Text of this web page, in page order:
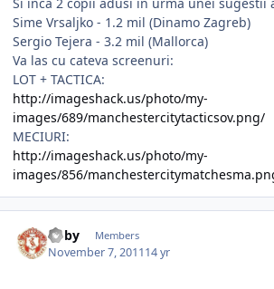
Sime Vrsaljko - 1.2 mil (Dinamo Zagreb)
Sergio Tejera - 3.2 mil (Mallorca)
Va las cu cateva screenuri:
LOT + TACTICA:
http://imageshack.us/photo/my-
images/689/manchestercitytacticsov.png/
MECIURI:
http://imageshack.us/photo/my-
images/856/
Roby Members
November 7, 201114 yr